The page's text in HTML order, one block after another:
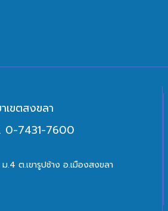
เขตสงขลา
0-7431-7600
ต.เขารูปช้าง อ.เมืองสงขลา